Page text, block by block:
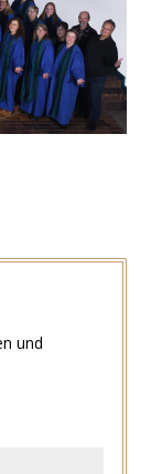
und